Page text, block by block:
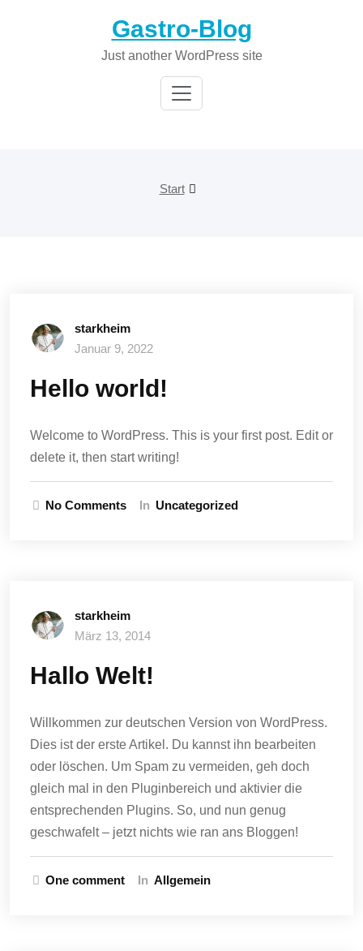
Gastro-Blog
Just another WordPress site
Start
starkheim
Januar 9, 2022
Hello world!
Welcome to WordPress. This is your first post. Edit or
delete it, then start writing!
No Comments In Uncategorized
starkheim
März 13, 2014
Hallo Welt!
Willkommen zur deutschen Version von WordPress.
Dies ist der erste Artikel. Du kannst ihn bearbeiten
oder löschen. Um Spam zu vermeiden, geh doch
gleich mal in den Pluginbereich und aktivier die
entsprechenden Plugins. So, und nun genug
geschwafelt – jetzt nichts wie ran ans Bloggen!
One comment In Allgemein